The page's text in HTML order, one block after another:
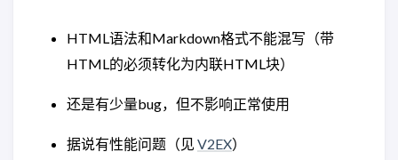
HTML语法和Markdown格式不能混写（带
HTML的必须转化为内联HTML块）
还是有少量bug，但不影响正常使用
据说有性能问题（见 V2EX）